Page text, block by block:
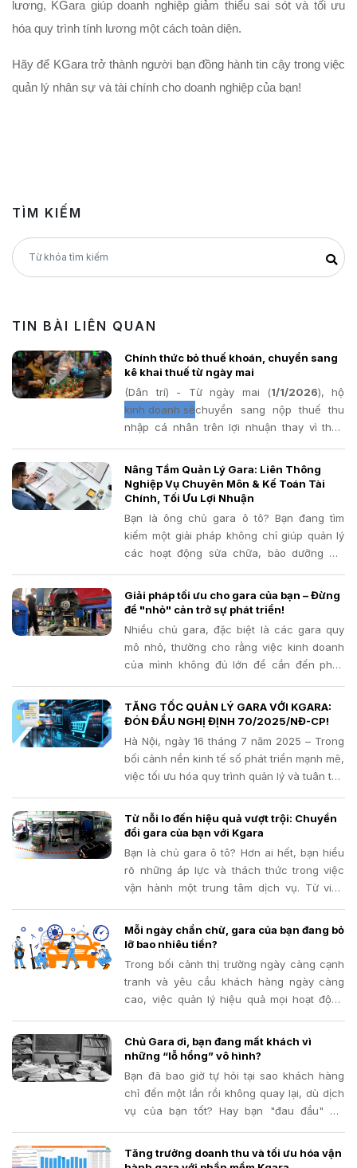
TÌM KIẾM
TIN BÀI LIÊN QUAN
Chính thức bỏ thuế khoán, chuyển sang
kê khai thuế từ ngày mai
(Dân trí) - Từ ngày mai (1/1/2026
kinh doanh sẽchuyển sang nộp thuế thu
nhập cá nhân trên lợi nhuận thay vì thuế
doanh sẽ không còn phải nộp thuế.
Nâng Tầm Quản Lý Gara: Liên Thông
Nghiệp Vụ Chuyên Môn & Kế Toán Tài
Chính, Tối Ưu Lợi Nhuận
Bạn là ông chủ gara ô tô? Bạn đang tìm
kiếm một giải pháp không chỉ giúp quản lý
các hoạt động sửa chữa, bảo dưỡng mà
toán tài chính, giúp bạn nắm bắt bức tranh
kinh doanh toàn diện và tối ưu lợi nhuận?
Nếu vậy, Kgara chính là chìa khóa mà bạn
đang cần!
Giải pháp tối ưu cho gara của bạn – Đừng
để "nhỏ" cản trở sự phát triển!
Nhiều chủ gara, đặc biệt là các gara quy
mô nhỏ, thường cho rằng việc kinh doanh
của mình không đủ lớn để cần đến phần
bạn bỏ lỡ những cơ hội phát triển và đối
mặt với những rủi ro tiềm ẩn mà đôi khi,
chính bạn cũng không nhận ra.
TĂNG TỐC QUẢN LÝ GARA VỚI KGARA:
ĐÓN ĐẦU NGHỊ ĐỊNH 70/2025/NĐ-CP!
Hà Nội, ngày 16 tháng 7 năm 2025 – Trong
bối cảnh nền kinh tế số phát triển mạnh mẽ,
việc tối ưu hóa quy trình quản lý và tuân thủ
thành ưu tiên hàng đầu của mọi doanh
nghiệp
Từ nỗi lo đến hiệu quả vượt trội: Chuyển
đổi gara của bạn với Kgara
Bạn là chủ gara ô tô? Hơn ai hết, bạn hiểu
rõ những áp lực và thách thức trong việc
vận hành một trung tâm dịch vụ. Từ việc
khách hàng cho đến bài toán tối ưu hóa chi
phí và lợi nhuận
Mỗi ngày chần chừ, gara của bạn đang bỏ
lỡ bao nhiêu tiền?
Trong bối cảnh thị trường ngày càng cạnh
tranh và yêu cầu khách hàng ngày càng
cao, việc quản lý hiệu quả mọi hoạt động
hết. Phần mềm quản lý gara đã và đang
chứng minh là một công cụ đắc lực, giúp
các gara tối ưu hóa quy trình, nâng cao
chất lượng dịch vụ và tăng trưởng doanh
Chủ Gara ơi, bạn đang mất khách vì
những “lỗ hổng” vô hình?
Bạn đã bao giờ tự hỏi tại sao khách hàng
chỉ đến một lần rồi không quay lại, dù dịch
vụ của bạn tốt? Hay bạn "đau đầu" khi
nhưng không biết ai là khách hàng thân
thiết, ai cần chăm sóc đặc biệt?
Tăng trưởng doanh thu và tối ưu hóa vận
lương, KGara giúp doanh nghiệp giảm thiểu sai sót và tối ưu
hóa quy trình tính lương một cách toàn diện.
Hãy để KGara trở thành người bạn đồng hành tin cậy trong việc
quản lý nhân sự và tài chính cho doanh nghiệp của bạn!